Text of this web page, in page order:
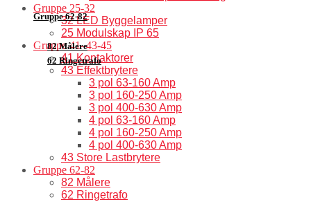
Gruppe 62-82
82 Målere
62 Ringetrafo
Gruppe 25-32
32 LED Byggelamper
25 Modulskap IP 65
Gruppe 41–43-45
41 Kontaktorer
43 Effektbrytere
3 pol 63-160 Amp
3 pol 160-250 Amp
3 pol 400-630 Amp
4 pol 63-160 Amp
4 pol 160-250 Amp
4 pol 400-630 Amp
43 Store Lastbrytere
Gruppe 62-82
82 Målere
62 Ringetrafo